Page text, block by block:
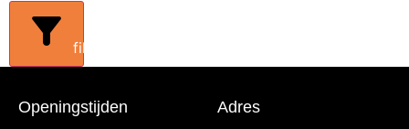
filters
Openingstijden
Adres